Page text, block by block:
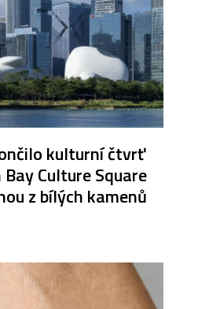
kulturní čtvrť
Bay Culture Square
z bílých kamenů